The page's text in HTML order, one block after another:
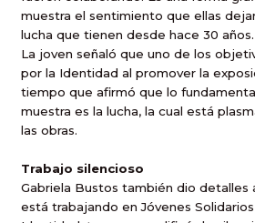
muestra el sentimiento que ellas
lucha que tienen desde hace 30 años.
La joven señaló que uno de los
por la Identidad al promover la
tiempo que afirmó que lo
muestra es la lucha, la cual está
las obras.
Trabajo silencioso
Gabriela Bustos también dio detalles
está trabajando en Jóvenes